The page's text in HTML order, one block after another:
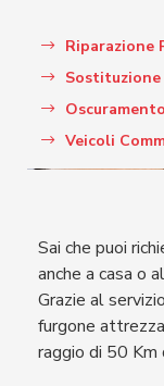
Riparazione
Sostituzione
Veicoli
Sai che puoi
anche a casa o
Grazie al
furgone
raggio di 50 Km